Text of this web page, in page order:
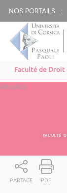
NOS PORTAILS :
Faculté de
Attualità
FACULTÉ
PARTAGE PDF